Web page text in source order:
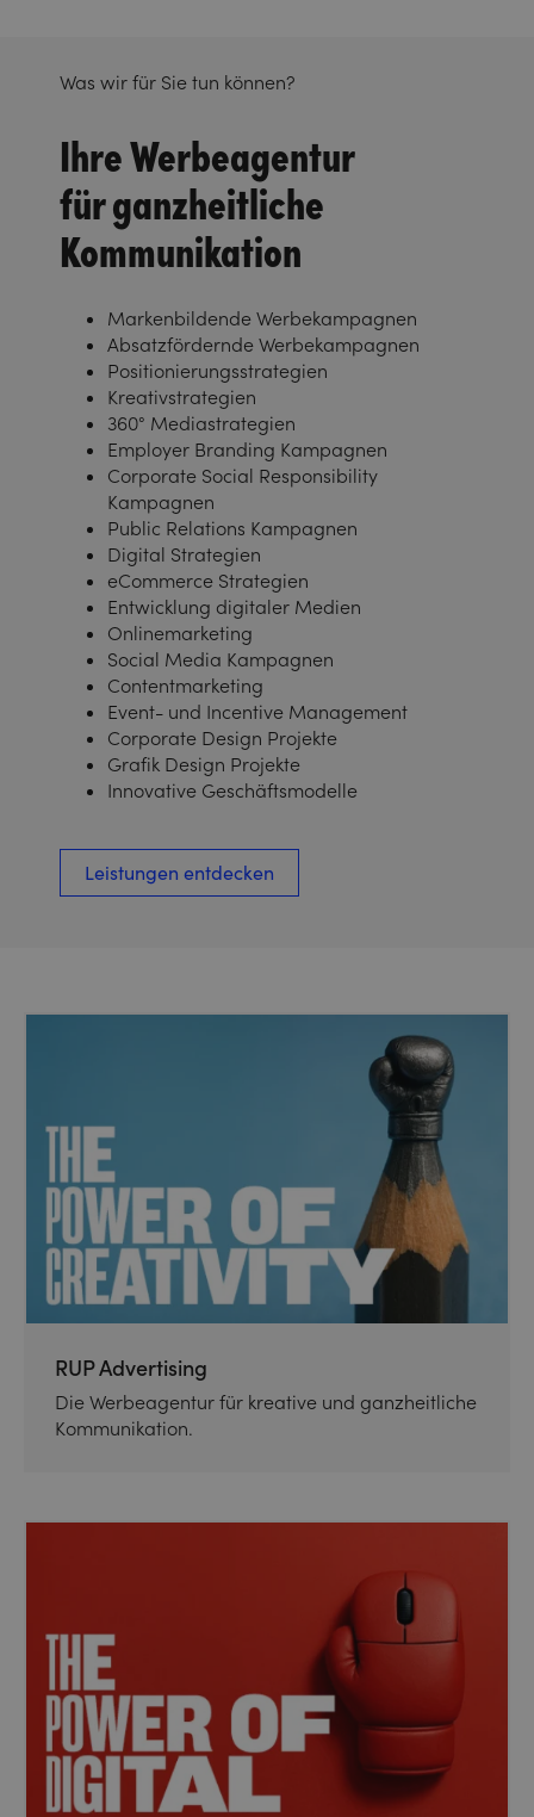
Was wir für Sie tun können?
Ihre Werbeagentur
für ganzheitliche
Kommunikation
Markenbildende Werbekampagnen
Absatzfördernde Werbekampagnen
Positionierungsstrategien
Kreativstrategien
360° Mediastrategien
Employer Branding Kampagnen
Corporate Social Responsibility
Kampagnen
Public Relations Kampagnen
Digital Strategien
eCommerce Strategien
Entwicklung digitaler Medien
Onlinemarketing
Social Media Kampagnen
Contentmarketing
Event- und Incentive Management
Corporate Design Projekte
Grafik Design Projekte
Innovative Geschäftsmodelle
Leistungen entdecken
RUP Advertising
Die Werbeagentur für kreative und ganzheitliche
Kommunikation.